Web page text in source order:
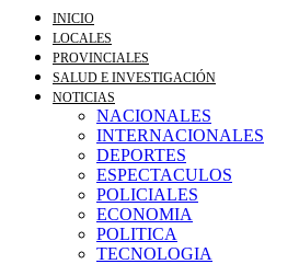
INICIO
LOCALES
PROVINCIALES
SALUD E INVESTIGACIÓN
NOTICIAS
NACIONALES
INTERNACIONALES
DEPORTES
ESPECTACULOS
POLICIALES
ECONOMIA
POLITICA
TECNOLOGIA